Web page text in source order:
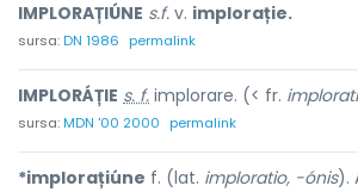
IMPLORAȚIÚNE s.f. v. implorație.
sursa:DN 1986 permalink
IMPLORÁȚIE s. f. implorare. (< fr.
sursa:MDN '00 2000 permalink
*implorațiúne f. (lat. imploratio, -ónis).